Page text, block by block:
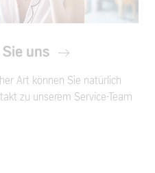
uns
Art können Sie natürlich
zu unserem Service-Team